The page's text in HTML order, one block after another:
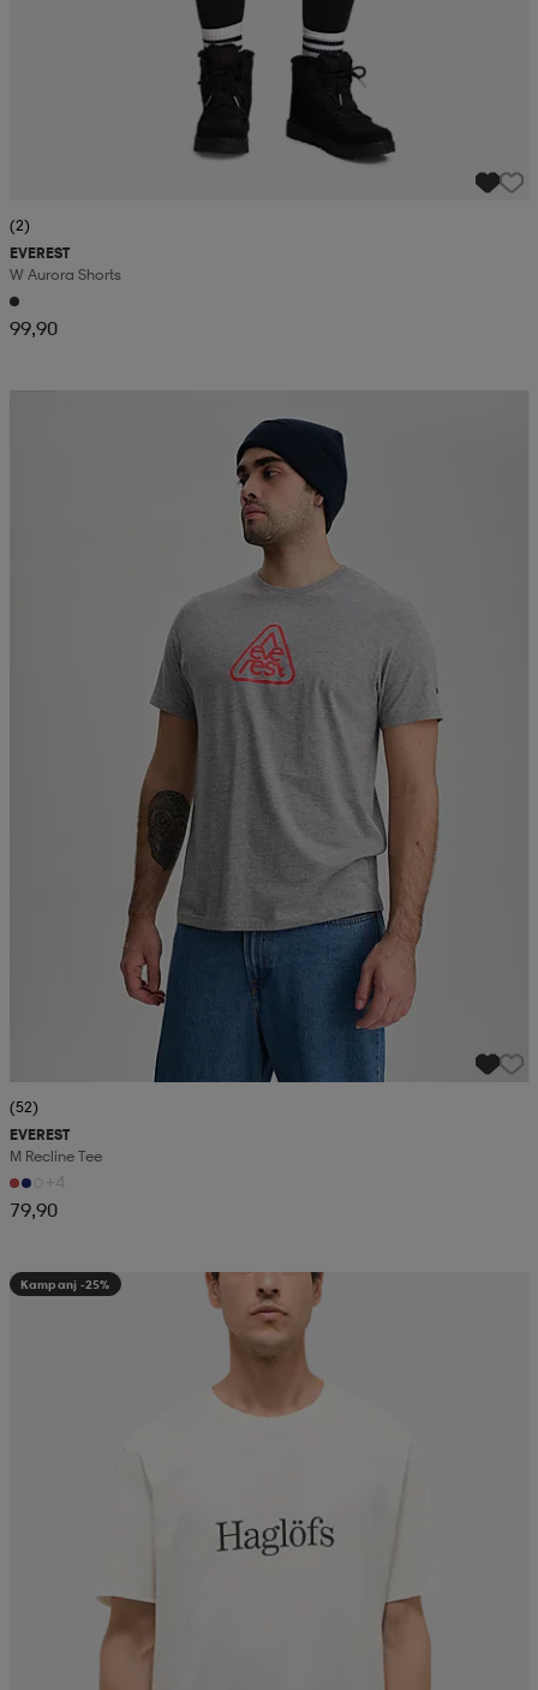
(2)
EVEREST
W Aurora Shorts
99,90
(52)
EVEREST
M Recline Tee
+4
79,90
Kampanj -25%